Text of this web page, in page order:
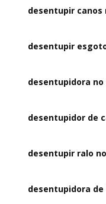
desentupir canos
desentupir
desentupidora no
desentupidor de
desentupir ralo
desentupidora de